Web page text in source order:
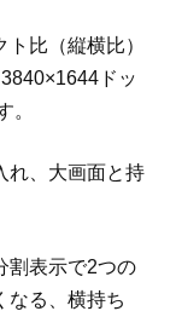
比（縦横比）
ドッ
。
れ、大画面と持
割表示で2つの
なる、横持ち